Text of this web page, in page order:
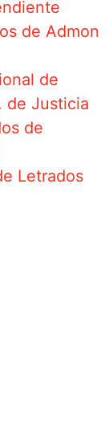
de Admon
de
de Justicia
de
Letrados